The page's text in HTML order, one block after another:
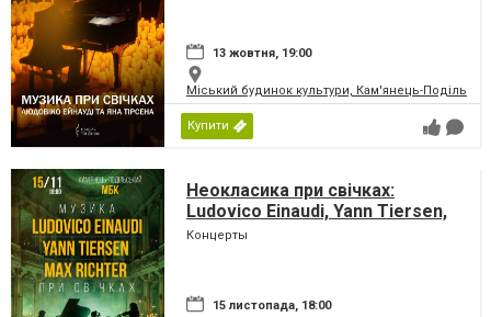
13 жовтня, 19:00
Міський будинок культури, Кам'янець-
Купити
Неокласика при свічках:
Ludovico Einaudi, Yann Tiersen,
Max Richter
Концерты
15 листопада, 18:00